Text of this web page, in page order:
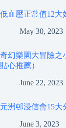
低血壓正常值12大
May 30, 2023
奇幻樂園大冒險之
貼心推薦）
June 22, 2023
元洲邨浸信會15大
June 3, 2023